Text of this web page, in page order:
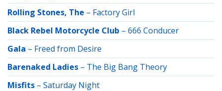
Rolling Stones, The – Factory Girl
Black Rebel Motorcycle Club – 666 Conducer
Gala – Freed from Desire
Barenaked Ladies – The Big Bang Theory
Misfits – Saturday Night